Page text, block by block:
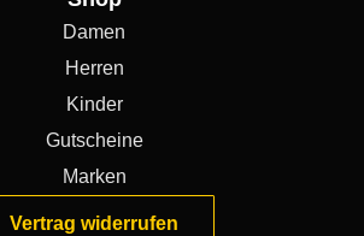
Damen
Herren
Kinder
Gutscheine
Marken
Vertrag widerrufen